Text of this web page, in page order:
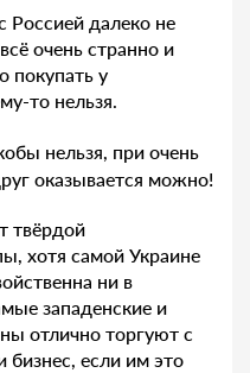
Россией далеко не
очень странно и
покупать у
то нельзя.
нельзя, при очень
оказывается можно!
твёрдой
хотя самой Украине
ни в
западенские и
отлично торгуют с
бизнес, если им это